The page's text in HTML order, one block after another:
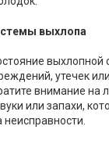
выхлопа
выхлопной
утечек
внимание на
или запахи,
неисправности.